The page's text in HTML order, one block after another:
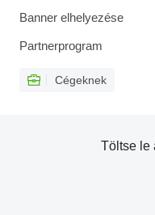
Banner elhelyezése
Partnerprogram
Cégeknek
Töltse le